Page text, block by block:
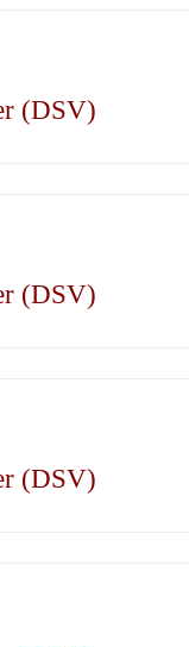
(DSV)
(DSV)
(DSV)